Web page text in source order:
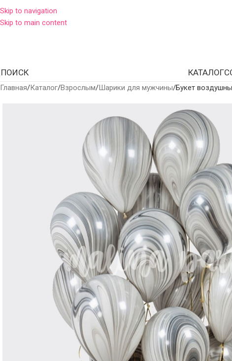
Skip to navigation
Skip to main content
ПОИСК КАТАЛОГ
Главная Каталог Взрослым Шарики для мужчины Букет